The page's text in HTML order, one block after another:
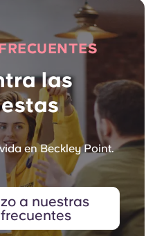
las
en Beckley Point.
a nuestras